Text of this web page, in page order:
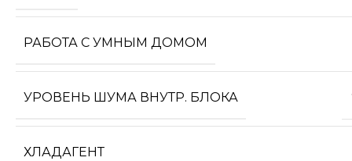
РАБОТА С УМНЫМ ДОМОМ
УРОВЕНЬ ШУМА ВНУТР. БЛОКА
ХЛАДАГЕНТ